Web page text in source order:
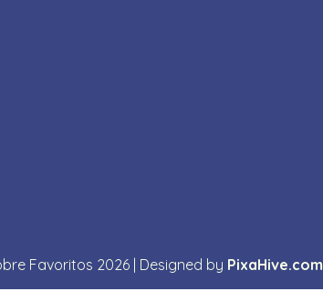
Favoritos 2026 | Designed by PixaHive.com